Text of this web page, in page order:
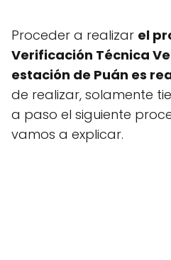
Proceder a realizar el
Verificación Técnica
estación de Puán es
de realizar, solamente
a paso el siguiente
vamos a explicar.